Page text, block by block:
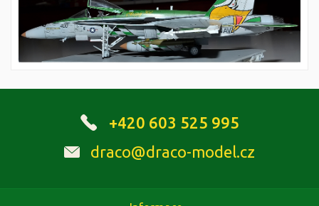
+420 603 525 995
draco@draco-model.cz